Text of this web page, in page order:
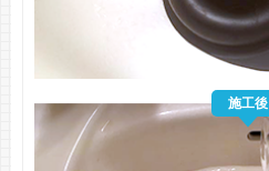
施工後